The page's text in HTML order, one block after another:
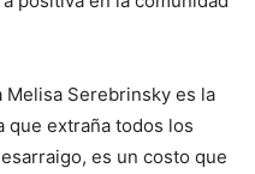
Melisa Serebrinsky es la
que extraña todos los
es un costo que